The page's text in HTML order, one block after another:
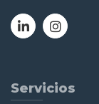
Servicios